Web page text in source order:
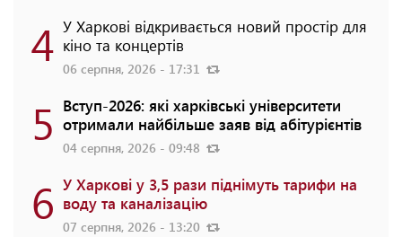
4 У Харкові відкривається новий простір для
кіно та концертів
06 серпня, 2026 - 17:31
5 Вступ-2026: які харківські університети
отримали найбільше заяв від абітурієнтів
04 серпня, 2026 - 09:48
6 У Харкові у 3,5 рази піднімуть тарифи на
воду та каналізацію
07 серпня, 2026 - 13:20